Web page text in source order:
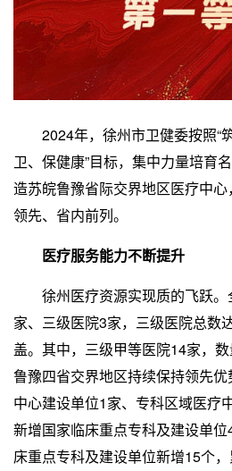
2024年，徐州市卫健委按照“
卫、保健康”目标，集中力量培育
造苏皖鲁豫省际交界地区医疗中
领先、省内前列。
医疗服务能力不断提升
徐州医疗资源实现质的飞跃。
家、三级医院3家，三级医院总数
盖。其中，三级甲等医院14家，
鲁豫四省交界地区持续保持领先
中心建设单位1家、专科区域医疗
新增国家临床重点专科及建设单
床重点专科及建设单位新增15个